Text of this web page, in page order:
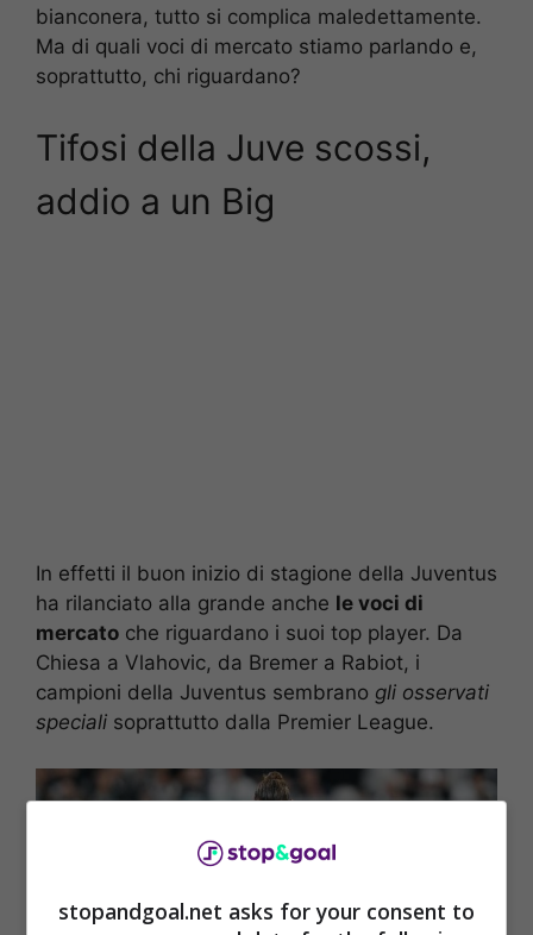
bianconera, tutto si complica maledettamente.
Ma di quali voci di mercato stiamo parlando e,
soprattutto, chi riguardano?
Tifosi della Juve scossi,
addio a un Big
In effetti il buon inizio di stagione della Juventus
ha rilanciato alla grande anche le voci di
mercato che riguardano i suoi top player. Da
Chiesa a Vlahovic, da Bremer a Rabiot, i
campioni della Juventus sembrano gli osservati
speciali soprattutto dalla Premier League.
stopandgoal.net asks for your consent to